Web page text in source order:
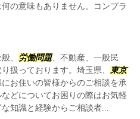
の意味もありません。コンプラ
、 労働問題、不動産、一般民
扱っております。埼玉県、 東京
お住いの皆様からのご相談を承
どについてお困りの際はお気軽
知識と経験からご相談者...